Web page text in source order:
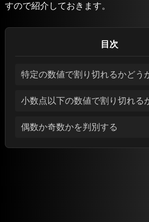
すので紹介しておきます。
目次
特定の数値で割り切れるかどう
小数点以下の数値で割り切れる
偶数か奇数かを判別する